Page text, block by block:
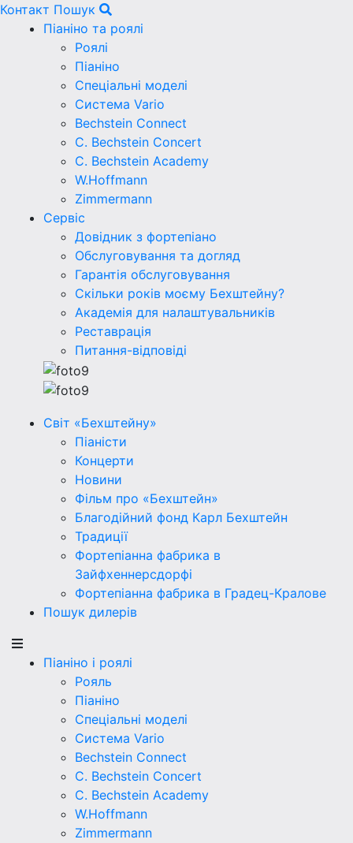
Контакт Пошук
Піаніно та роялі
Роялі
Піаніно
Спеціальні моделі
Система Vario
Bechstein Connect
C. Bechstein Concert
C. Bechstein Academy
W.Hoffmann
Zimmermann
Сервіс
Довідник з фортепіано
Обслуговування та догляд
Гарантія обслуговування
Скільки років моєму Бехштейну?
Академія для налаштувальників
Реставрація
Питання-відповіді
Світ «Бехштейну»
Піаністи
Концерти
Новини
Фільм про «Бехштейн»
Благодійний фонд Карл Бехштейн
Традиції
Фортепіанна фабрика в
Зайфхеннерсдорфi
Фортепіанна фабрика в Градец-Кралове
Пошук дилерів
Піаніно і роялі
Рояль
Піаніно
Спеціальні моделі
Система Vario
Bechstein Connect
C. Bechstein Concert
C. Bechstein Academy
W.Hoffmann
Zimmermann